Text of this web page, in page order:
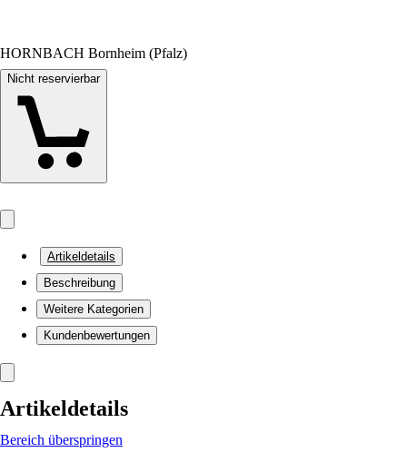
HORNBACH Bornheim (Pfalz)
Nicht reservierbar
Artikeldetails
Beschreibung
Weitere Kategorien
Kundenbewertungen
Artikeldetails
Bereich überspringen